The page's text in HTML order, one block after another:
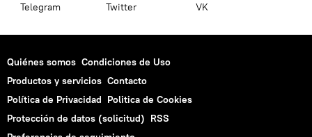
Telegram Twitter VK
Quiénes somos Condiciones de Uso
Productos y servicios Contacto
Política de Privacidad Politica de Cookies
Protección de datos (solicitud) RSS